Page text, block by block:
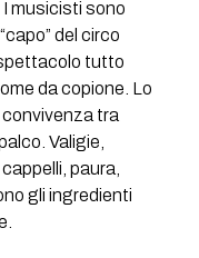
musicisti sono
del circo
tutto
da copione. Lo
tra
Valigie,
paura,
gli ingredienti